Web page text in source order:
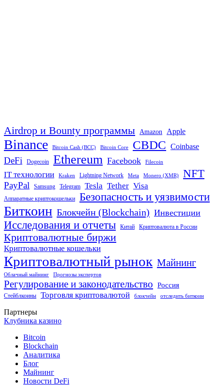
Airdrop и Bounty программы Amazon Apple
Binance Bitcoin Cash (BCC) Bitcoin Core CBDC Coinbase
DeFi Dogecoin Ethereum Facebook Filecoin
IT технологии Kraken Lightning Network Meta Monero (XMR) NFT
PayPal Samsung Telegram Tesla Tether Visa
Аппаратные криптокошельки Безопасность и уязвимости
Биткоин Блокчейн (Blockchain) Инвестиции
Исследования и отчеты Китай Криптовалюта в России
Криптовалютные биржи
Криптовалютные кошельки
Криптовалютный рынок Майнинг
Облачный майнинг Прогнозы экспертов
Регулирование и законодательство Россия
Стейблкоины Торговля криптовалютой блокчейн отследить биткоин
Партнеры
Клубника казино
Bitcoin
Blockchain
Аналитика
Блог
Майнинг
Новости DeFi